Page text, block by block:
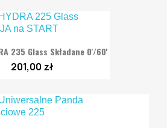
235 Glass Składane 0'/60'
201,00 zł